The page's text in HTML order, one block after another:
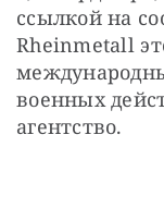
ссылкой на
Rheinmetall
военных
агентство.